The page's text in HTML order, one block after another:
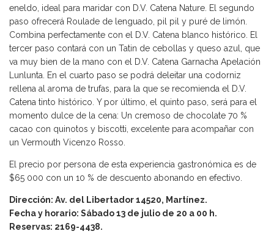
eneldo, ideal para maridar con D.V. Catena Nature. El segundo
paso ofrecerá Roulade de lenguado, pil pil y puré de limón.
Combina perfectamente con el D.V. Catena blanco histórico. El
tercer paso contará con un Tatin de cebollas y queso azul, que
va muy bien de la mano con el D.V. Catena Garnacha Apelación
Lunlunta. En el cuarto paso se podrá deleitar una codorniz
rellena al aroma de trufas, para la que se recomienda el D.V.
Catena tinto histórico. Y por último, el quinto paso, será para el
momento dulce de la cena: Un cremoso de chocolate 70 %
cacao con quinotos y biscotti, excelente para acompañar con
un Vermouth Vicenzo Rosso.
El precio por persona de esta experiencia gastronómica es de
$65 000 con un 10 % de descuento abonando en efectivo.
Dirección: Av. del Libertador 14520, Martínez.
Fecha y horario: Sábado 13 de julio de 20 a 00 h.
Reservas: 2169-4438.